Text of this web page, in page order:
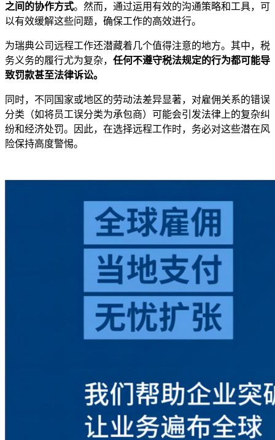
之间的协作方式。然而，通过运用有效的沟通策略和工具，可
以有效缓解这些问题，确保工作的高效进行。
为瑞典公司远程工作还潜藏着几个值得注意的地方。其中，税
务义务的履行尤为复杂， 任何不遵守税法规定的行为都可能导
致罚款甚至法律诉讼。
同时，不同国家或地区的劳动法差异显著，对雇佣关系的错误
分类（如将员工误分类为承包商）可能会引发法律上的复杂纠
纷和经济处罚。因此，在选择远程工作时，务必对这些潜在风
险保持高度警惕。